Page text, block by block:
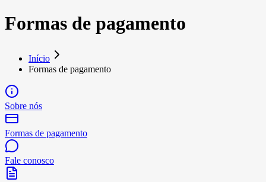
Formas de pagamento
Início
Formas de pagamento
Sobre nós
Formas de pagamento
Fale conosco